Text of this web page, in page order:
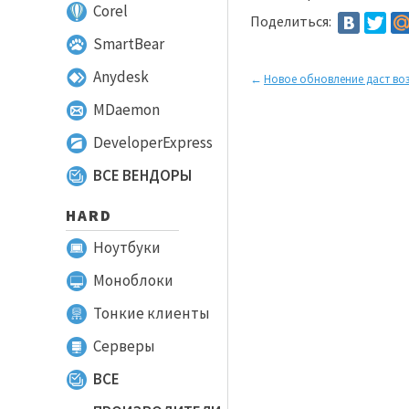
Corel
SmartBear
Anydesk
MDaemon
DeveloperExpress
ВСЕ ВЕНДОРЫ
HARD
Ноутбуки
Моноблоки
Тонкие клиенты
Серверы
ВСЕ
Поделиться:
←